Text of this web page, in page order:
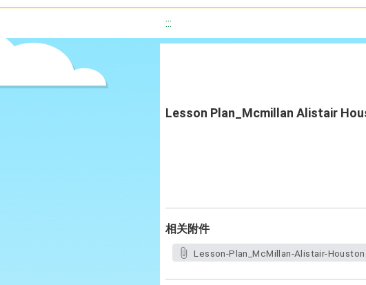
:::
Lesson Plan_Mcmillan Alistair
相关附件
Lesson-Plan_McMillan-Alistair-